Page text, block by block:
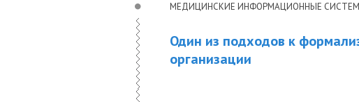
МЕДИЦИНСКИЕ ИНФОРМАЦИОННЫЕ
Один из подходов к
организации